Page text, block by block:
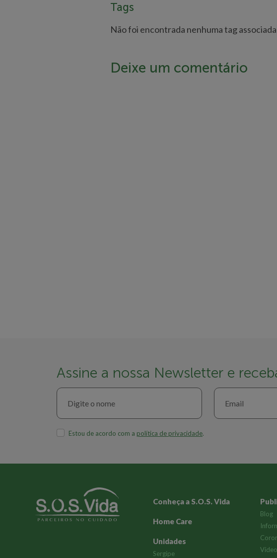
Tags
Não foi encontrada nenhuma tag
Deixe um comentário
Assine a nossa Newsletter e
Estou de acordo com a política de privacidade.
Conheça a S.O.S. Vida
Home Care
Unidades
Sergipe
Blog